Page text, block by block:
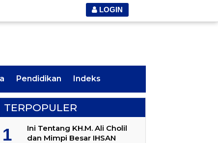
LOGIN
Pendidikan Indeks
TERPOPULER
Ini Tentang KH.M. Ali Cholil
dan Mimpi Besar IHSAN